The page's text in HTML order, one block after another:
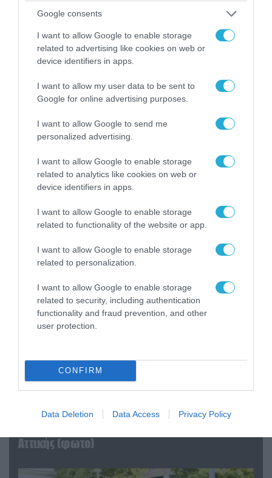
Google consents
I want to allow Google to enable storage
related to advertising like cookies on web or
device identifiers in apps.
I want to allow my user data to be sent to
Google for online advertising purposes.
I want to allow Google to send me
personalized advertising.
I want to allow Google to enable storage
related to analytics like cookies on web or
device identifiers in apps.
I want to allow Google to enable storage
related to functionality of the website or app.
I want to allow Google to enable storage
related to personalization.
I want to allow Google to enable storage
related to security, including authentication
functionality and fraud prevention, and other
user protection.
CONFIRM
Data Deletion Data Access Privacy Policy
απομάκρυνσής του
06.08.2026 | 14:02
Αθήνα: Απομακρύνθηκαν παράνομα
αντικείμενα από κοινόχρηστους χώρους
«Οι εντελώς αθώοι»: Η ανάρτηση του Αρκά για
Αττικής (φωτο)